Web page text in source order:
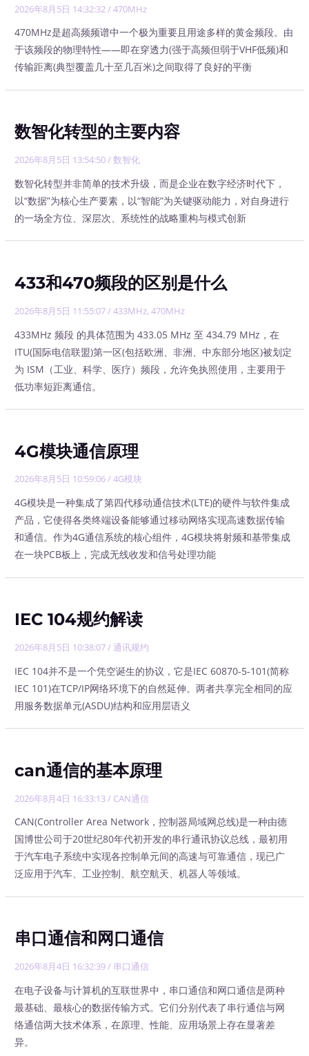
2026年8月5日 14:32:32/470MHz
470MHz是超高频频谱中一个极为重要且用途多样的黄金频段。由
于该频段的物理特性——即在穿透力(强于高频但弱于VHF低频)和
传输距离(典型覆盖几十至几百米)之间取得了良好的平衡
数智化转型的主要内容
2026年8月5日 13:54:50/数智化
数智化转型并非简单的技术升级，而是企业在数字经济时代下，
以“数据”为核心生产要素，以“智能”为关键驱动能力，对自身进行
的一场全方位、深层次、系统性的战略重构与模式创新
433和470频段的区别是什么
2026年8月5日 11:55:07/433MHz,470MHz
433MHz 频段 的具体范围为 433.05 MHz 至 434.79 MHz，在
ITU(国际电信联盟)第一区(包括欧洲、非洲、中东部分地区)被划定
为 ISM（工业、科学、医疗）频段，允许免执照使用，主要用于
低功率短距离通信。
4G模块通信原理
2026年8月5日 10:59:06/4G模块
4G模块是一种集成了第四代移动通信技术(LTE)的硬件与软件集成
产品，它使得各类终端设备能够通过移动网络实现高速数据传输
和通信。作为4G通信系统的核心组件，4G模块将射频和基带集成
在一块PCB板上，完成无线收发和信号处理功能
IEC 104规约解读
2026年8月5日 10:38:07/ 通讯规约
IEC 104并不是一个凭空诞生的协议，它是IEC 60870-5-101(简称
IEC 101)在TCP/IP网络环境下的自然延伸。两者共享完全相同的应
用服务数据单元(ASDU)结构和应用层语义
can通信的基本原理
2026年8月4日 16:33:13 / CAN通信
CAN(Controller Area Network，控制器局域网总线)是一种由德
国博世公司于20世纪80年代初开发的串行通讯协议总线，最初用
于汽车电子系统中实现各控制单元间的高速与可靠通信，现已广
泛应用于汽车、工业控制、航空航天、机器人等领域。
串口通信和网口通信
2026年8月4日 16:32:39/ 串口通信
在电子设备与计算机的互联世界中，串口通信和网口通信是两种
最基础、最核心的数据传输方式。它们分别代表了串行通信与网
络通信两大技术体系，在原理、性能、应用场景上存在显著差
异。